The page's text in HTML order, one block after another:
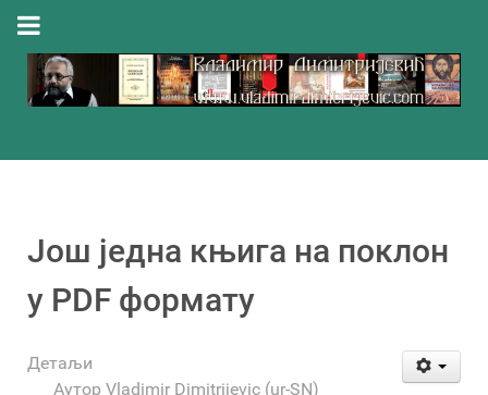
Још једна књига на поклон
у PDF формату
Детаљи
Аутор Vladimir Dimitrijevic (ur-SN)